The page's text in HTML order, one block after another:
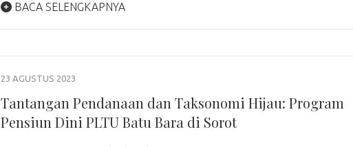
BACA SELENGKAPNYA
23 AGUSTUS 2023
Tantangan Pendanaan dan Taksonomi Hijau: Program
Pensiun Dini PLTU Batu Bara di Sorot